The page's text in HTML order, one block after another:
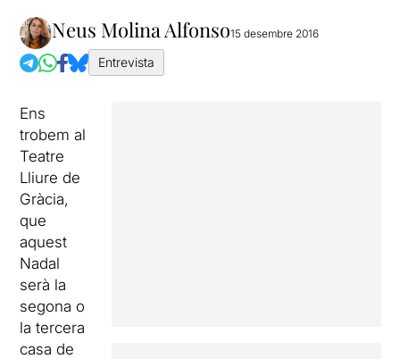
Neus Molina Alfonso15 desembre 2016
Entrevista
Ens
trobem al
Teatre
Lliure de
Gràcia,
que
aquest
Nadal
serà la
segona o
la tercera
casa de